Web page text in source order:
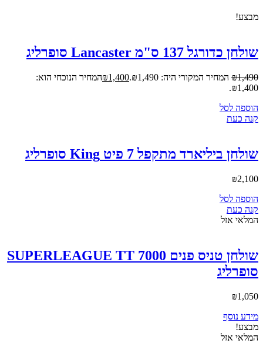
מבצע!
שולחן כדורגל 137 ס"מ Lancaster סופרליג
₪1,490 המחיר המקורי היה: ₪1,490. ₪1,400
המחיר הנוכחי הוא:
₪1,400.
הוספה לסל
קנה כעת
שולחן ביליארד מתקפל 7 פיט King סופרליג
₪2,100
הוספה לסל
קנה כעת
המלאי אזל
שולחן טניס פנים SUPERLEAGUE TT 7000
סופרליג
₪1,050
מידע נוסף
מבצע!
המלאי אזל